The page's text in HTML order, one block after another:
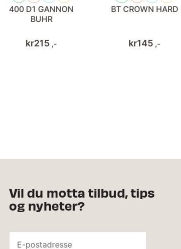
400 D1 GANNON
BUHR
kr215 ,-
BT CROWN HARD
kr145 ,-
Vil du motta tilbud, tips
og nyheter?